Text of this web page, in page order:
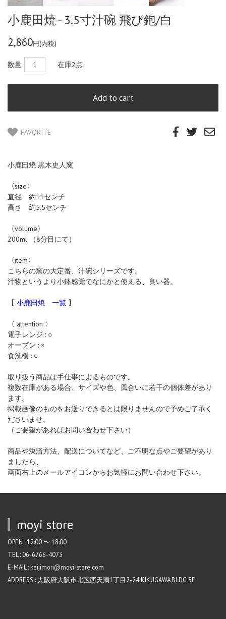
小鹿田焼 - 3.5寸汁碗 飛び鉋/白
2,860円(内税)
数量 在庫2点
FAVORITE
小鹿田焼 黒木史人窯
〈size〉
直径 約11センチ
高さ 約5.5センチ
〈volume〉
200ml （8分目にて）
〈item〉
こちらの窯の大定番、汁碗シリーズです。
汁物というより小鉢感覚でなにかと使える、良い器。
【 小鹿田焼 一覧 】
〈 attention 〉
電子レンジ : ○
オーブン : ×
食洗機 : ○
取り扱う商品は手仕事によるものです。
複数在庫がある場合、サイズや色、風合いに若干の個体差があり
ます。
掲載画像のものをお送りできるとは限りませんので予めご了承く
ださいませ。
（ご要望があればお問い合わせ下さい）
商品や決済方法、配送についてなど、ご不明な点やご要望があり
ましたら、
画面右上のメールアイコンからお気軽にお問い合わせ下さい。
moyi store
OPEN : 12:00 〜 18:00
TEL : 06-6766-4073
E-MAIL : keijimori@moyi-store.com
ADDRESS : 大阪府大阪市北区西天満1丁目2-24 KIKUGAWA BLDG 3F